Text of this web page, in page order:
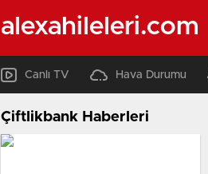
alexahileleri.com
Canlı TV Hava Durumu
Çiftlikbank Haberleri